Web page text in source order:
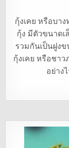
กุ้งเคย หรือบา
กุ้ง มีตัวขนาดเ
รวมกันเป็นฝูง
กุ้งเคย หรือชาว
อย่าง